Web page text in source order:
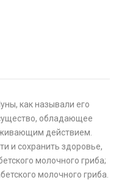
как называли его
обладающее
действием.
и сохранить здоровье,
молочного гриба;
молочного гриба.